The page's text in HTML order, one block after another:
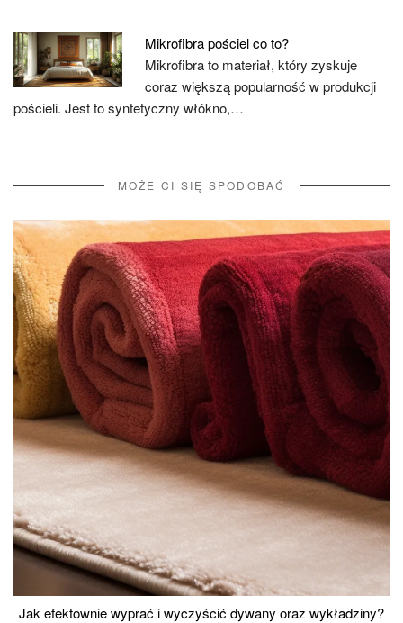
Mikrofibra pościel co to?
Mikrofibra to materiał, który zyskuje
coraz większą popularność w produkcji
pościeli. Jest to syntetyczny włókno,…
MOŻE CI SIĘ SPODOBAĆ
Jak efektownie wyprać i wyczyścić dywany oraz wykładziny?